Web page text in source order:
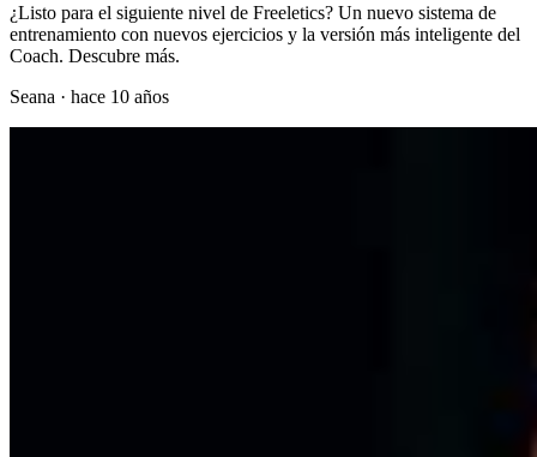
¿Listo para el siguiente nivel de Freeletics? Un nuevo sistema de
entrenamiento con nuevos ejercicios y la versión más inteligente del
Coach. Descubre más.
Seana · hace 10 años